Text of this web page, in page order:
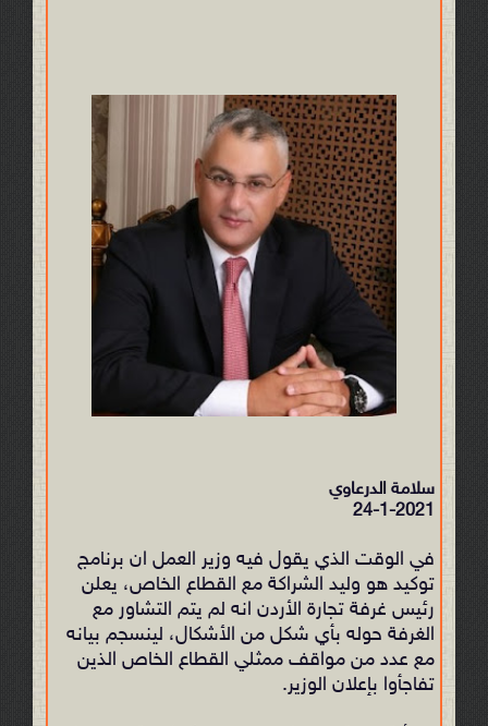
سلامة الدرعاوي
24-1-2021
في الوقت الذي يقول فيه وزير العمل ان برنامج
توكيد هو وليد الشراكة مع القطاع الخاص، يعلن
رئيس غرفة تجارة الأردن انه لم يتم التشاور مع
الغرفة حوله بأي شكل من الأشكال، لينسجم بيانه
مع عدد من مواقف ممثلي القطاع الخاص الذين
تفاجأوا بإعلان الوزير.